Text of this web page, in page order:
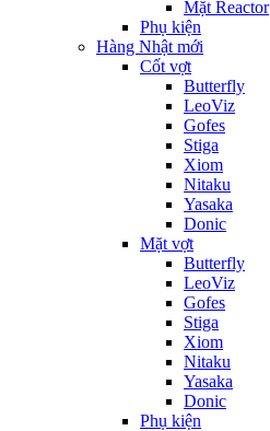
Mặt Reactor
Phụ kiện
Hàng Nhật mới
Cốt vợt
Butterfly
LeoViz
Gofes
Stiga
Xiom
Nitaku
Yasaka
Donic
Mặt vợt
Butterfly
LeoViz
Gofes
Stiga
Xiom
Nitaku
Yasaka
Donic
Phụ kiện